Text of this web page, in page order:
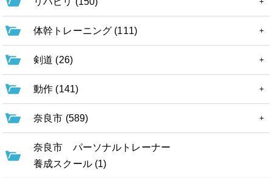
体幹トレーニング (111)
剣道 (26)
動作 (141)
奈良市 (589)
奈良市 パーソナルトレーナー
養成スクール (1)